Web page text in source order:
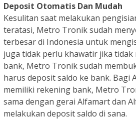
Deposit Otomatis Dan Mudah
Kesulitan saat melakukan
teratasi, Metro Tronik sudah
terbesar di Indonesia untuk
juga tidak perlu khawatir jika
bank, Metro Tronik sudah
harus deposit saldo ke bank. Bagi
memiliki rekening bank, Metro
sama dengan gerai Alfamart dan
melakukan deposit saldo di sana.